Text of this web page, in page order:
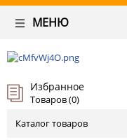
МЕНЮ
Избранное
Товаров (0)
Каталог товаров